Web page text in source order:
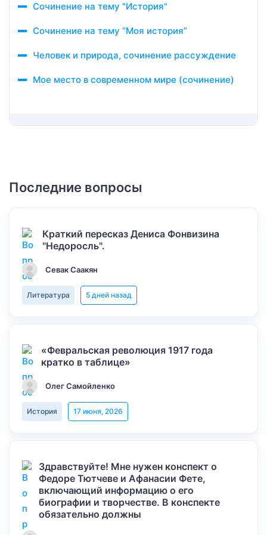
Сочинение на тему "История"
Сочинение на тему “Моя история”
Человек и природа, сочинение рассуждение
Мое место в современном мире (сочинение)
Последние вопросы
Краткий пересказ Дениса Фонвизина
"Недоросль".
Севак Саакян
Литература 5 дней назад
«Февральская революция 1917 года
кратко в таблице»
Олег Самойленко
История 17 июня, 2026
Здравствуйте! Мне нужен конспект о
Федоре Тютчеве и Афанасии Фете,
включающий информацию о его
биографии и творчестве. В конспекте
обязательно должны